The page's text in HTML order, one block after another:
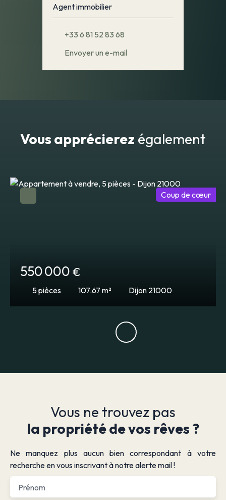
Agent immobilier
+33 6 81 52 83 68
Envoyer un e-mail
Vous apprécierez également
550 000 €
5pièces 107.67 m² Dijon 21000
Coup de cœur
Vous ne trouvez pas
la propriété de vos rêves ?
Ne manquez plus aucun bien correspondant à votre
recherche en vous inscrivant à notre alerte mail !
Prénom